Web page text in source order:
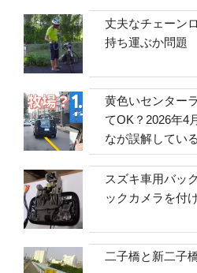
丈夫なチェーン
持ち運ぶか問題
黄色いセンター
てOK？2026年4
なが誤解してい
スズキ車用バッ
ックカメラを付
二子橋と新二子